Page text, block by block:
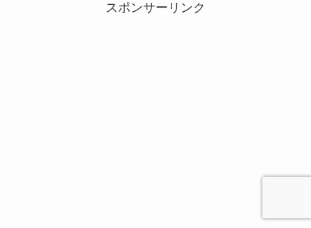
スポンサーリンク